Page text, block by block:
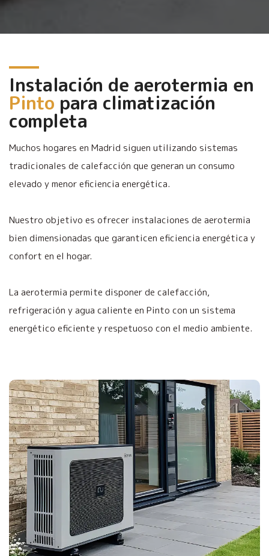
Instalación de aerotermia en
Pinto para climatización
completa
Muchos hogares en Madrid siguen utilizando sistemas
tradicionales de calefacción que generan un consumo
elevado y menor eficiencia energética.
Nuestro objetivo es ofrecer instalaciones de aerotermia
bien dimensionadas que garanticen eficiencia energética y
confort en el hogar.
La aerotermia permite disponer de calefacción,
refrigeración y agua caliente en Pinto con un sistema
energético eficiente y respetuoso con el medio ambiente.